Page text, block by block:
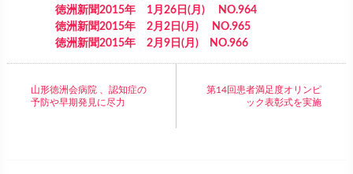
徳洲新聞2015年 1月26日(月) NO.964
徳洲新聞2015年 2月2日(月) NO.965
徳洲新聞2015年 2月9日(月) NO.966
山形徳洲会病院 、認知症の
予防や早期発見に尽力
第14回患者満足度オリンピ
ック表彰式を実施